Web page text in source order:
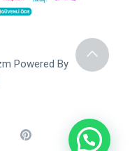
Powered By